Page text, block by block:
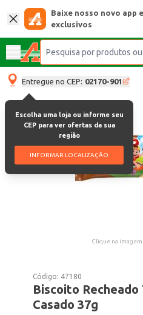
Baixe nosso novo app
exclusivos
Entregue no CEP: 02170-901
Escolha uma loja ou informe seu
CEP para ver ofertas da sua
região
INFORMAR LOCALIZAÇÃO
Clique na
Código: 47180
Biscoito
Casado 37g